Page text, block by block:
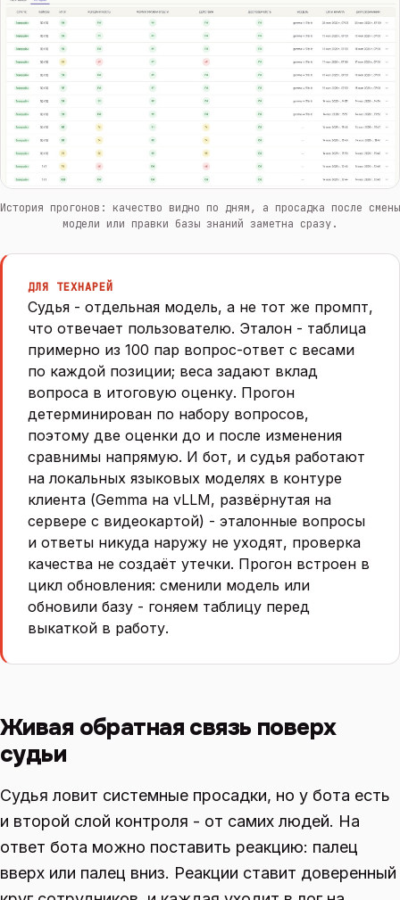
История прогонов: качество видно по дням, а просадка после смены
модели или правки базы знаний заметна сразу.
ДЛЯ ТЕХНАРЕЙ
Судья - отдельная модель, а не тот же промпт,
что отвечает пользователю. Эталон - таблица
примерно из 100 пар вопрос-ответ с весами
по каждой позиции; веса задают вклад
вопроса в итоговую оценку. Прогон
детерминирован по набору вопросов,
поэтому две оценки до и после изменения
сравнимы напрямую. И бот, и судья работают
на локальных языковых моделях в контуре
клиента (Gemma на vLLM, развёрнутая на
сервере с видеокартой) - эталонные вопросы
и ответы никуда наружу не уходят, проверка
качества не создаёт утечки. Прогон встроен в
цикл обновления: сменили модель или
обновили базу - гоняем таблицу перед
выкаткой в работу.
Живая обратная связь поверх
судьи
Судья ловит системные просадки, но у бота есть
и второй слой контроля - от самих людей. На
ответ бота можно поставить реакцию: палец
вверх или палец вниз. Реакции ставит доверенный